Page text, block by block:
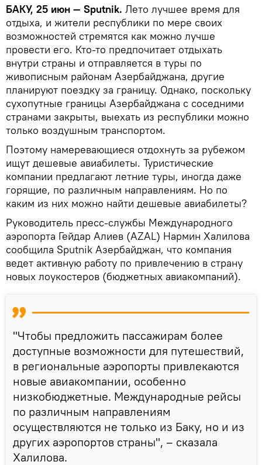
БАКУ, 25 июн — Sputnik. Лето лучшее время для
отдыха, и жители республики по мере своих
возможностей стремятся как можно лучше
провести его. Кто-то предпочитает отдыхать
внутри страны и отправляется в туры по
живописным районам Азербайджана, другие
планируют поездку за границу. Однако, поскольку
сухопутные границы Азербайджана с соседними
странами закрыты, выехать из республики можно
только воздушным транспортом.
Поэтому намеревающиеся отдохнуть за рубежом
ищут дешевые авиабилеты. Туристические
компании предлагают летние туры, иногда даже
горящие, по различным направлениям. Но по
каким из них можно найти дешевые авиабилеты?
Руководитель пресс-службы Международного
аэропорта Гейдар Алиев (AZAL) Нармин Халилова
сообщила Sputnik Азербайджан, что компания
ведет активную работу по привлечению в страну
новых лоукостеров (бюджетных авиакомпаний).
"Чтобы предложить пассажирам более
доступные возможности для путешествий,
в региональные аэропорты привлекаются
новые авиакомпании, особенно
низкобюджетные. Международные рейсы
по различным направлениям
осуществляются не только из Баку, но и из
других аэропортов страны", – сказала
Халилова.